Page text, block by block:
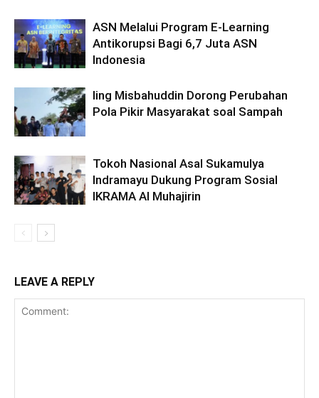
ASN Melalui Program E-Learning
Antikorupsi Bagi 6,7 Juta ASN
Indonesia
Iing Misbahuddin Dorong Perubahan
Pola Pikir Masyarakat soal Sampah
Tokoh Nasional Asal Sukamulya
Indramayu Dukung Program Sosial
IKRAMA Al Muhajirin
LEAVE A REPLY